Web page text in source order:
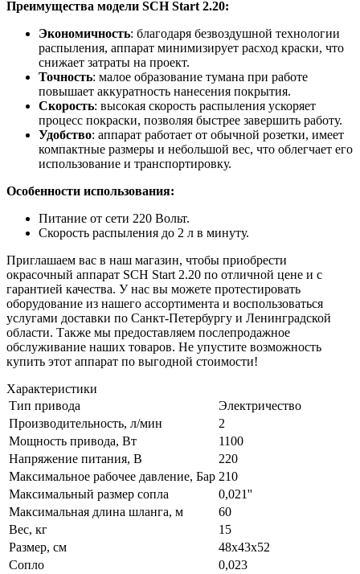
Преимущества модели SCH Start 2.20:
Экономичность: благодаря безвоздушной технологии
распыления, аппарат минимизирует расход краски, что
снижает затраты на проект.
Точность: малое образование тумана при работе
повышает аккуратность нанесения покрытия.
Скорость: высокая скорость распыления ускоряет
процесс покраски, позволяя быстрее завершить работу.
Удобство: аппарат работает от обычной розетки, имеет
компактные размеры и небольшой вес, что облегчает его
использование и транспортировку.
Особенности использования:
Питание от сети 220 Вольт.
Скорость распыления до 2 л в минуту.
Приглашаем вас в наш магазин, чтобы приобрести
окрасочный аппарат SCH Start 2.20 по отличной цене и с
гарантией качества. У нас вы можете протестировать
оборудование из нашего ассортимента и воспользоваться
услугами доставки по Санкт-Петербургу и Ленинградской
области. Также мы предоставляем послепродажное
обслуживание наших товаров. Не упустите возможность
купить этот аппарат по выгодной стоимости!
Характеристики
Тип привода
Электричество
Производительность, л/мин
2
Мощность привода, Вт
1100
Напряжение питания, В
220
Максимальное рабочее давление, Бар 210
Максимальный размер сопла
0,021''
Максимальная длина шланга, м
60
Вес, кг
15
Размер, см
48х43х52
Сопло
0,023